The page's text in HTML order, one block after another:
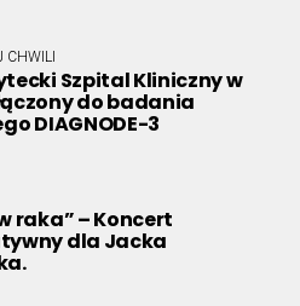
CHWILI
Szpital Kliniczny w
do badania
DIAGNODE-3
raka” – Koncert
dla Jacka